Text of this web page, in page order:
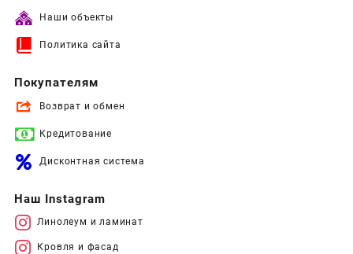
Наши объекты
Политика сайта
Покупателям
Возврат и обмен
Кредитование
Дисконтная система
Наш Instagram
Линолеум и ламинат
Кровля и фасад